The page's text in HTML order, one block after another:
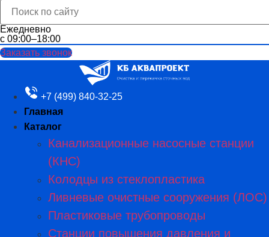
Ежедневно
с 09:00–18:00
Заказать звонок
+7 (499) 840-32-25
Главная
Каталог
Канализационные насосные станции
(КНС)
Колодцы из стеклопластика
Ливневые очистные сооружения (ЛОС)
Пластиковые трубопроводы​
Станции повышения давления и